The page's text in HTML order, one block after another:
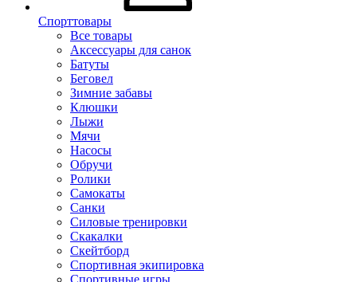
Спорттовары
Все товары
Аксессуары для санок
Батуты
Беговел
Зимние забавы
Клюшки
Лыжи
Мячи
Насосы
Обручи
Ролики
Самокаты
Санки
Силовые тренировки
Скакалки
Скейтборд
Спортивная экипировка
Спортивные игры